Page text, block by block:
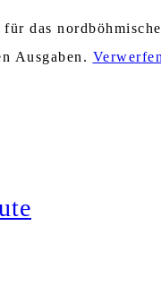
das
Ausgaben. Verwerfen